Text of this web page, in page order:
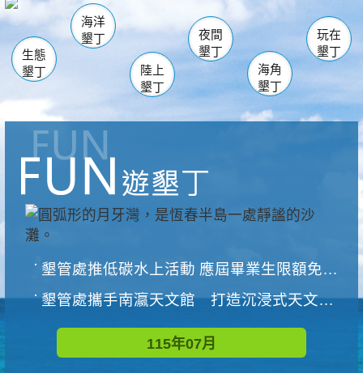
南仁湖
海生館
恆春 佳樂水
龍鑾潭自然中心 森林遊樂區
瓊麻館
關山 墾管處遊客中心
社頂公園 風吹沙
船帆石
白砂 龍磐公園
香蕉灣
砂島
鵝鑾鼻
生態
墾丁
海洋
墾丁
陸上
墾丁
夜間
墾丁
海角
墾丁
玩在
墾丁
墾管處推低碳水上活動 應屆畢業生限額免費參加
墾管處攜手南瀛天文館 打造沉浸式天文探索營隊
115年07月